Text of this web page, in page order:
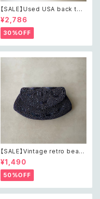
【SALE】Used USA back to t
he 80s car design t shirt レ
トロ アメリカ ユーズド 古着 カ
ーデザイン ライトグレー Tシャ
ツ XXL
¥2,786
30%OFF
【SALE】Vintage retro bead
s embroidery navy blue po
uch レトロ ヴィンテージ ホワイ
ト ビーズ刺繍 ネイビー 紺色 ポ
ーチ
¥1,490
50%OFF